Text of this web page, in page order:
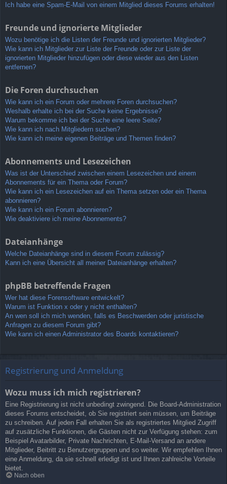
Ich habe eine Spam-E-Mail von einem Mitglied dieses Forums erhalten!
Freunde und ignorierte Mitglieder
Wozu benötige ich die Listen der Freunde und ignorierten Mitglieder?
Wie kann ich Mitglieder zur Liste der Freunde oder zur Liste der
ignorierten Mitglieder hinzufügen oder diese wieder aus den Listen
entfernen?
Die Foren durchsuchen
Wie kann ich ein Forum oder mehrere Foren durchsuchen?
Weshalb erhalte ich bei der Suche keine Ergebnisse?
Warum bekomme ich bei der Suche eine leere Seite?
Wie kann ich nach Mitgliedern suchen?
Wie kann ich meine eigenen Beiträge und Themen finden?
Abonnements und Lesezeichen
Was ist der Unterschied zwischen einem Lesezeichen und einem
Abonnements für ein Thema oder Forum?
Wie kann ich ein Lesezeichen auf ein Thema setzen oder ein Thema
abonnieren?
Wie kann ich ein Forum abonnieren?
Wie deaktiviere ich meine Abonnements?
Dateianhänge
Welche Dateianhänge sind in diesem Forum zulässig?
Kann ich eine Übersicht all meiner Dateianhänge erhalten?
phpBB betreffende Fragen
Wer hat diese Forensoftware entwickelt?
Warum ist Funktion x oder y nicht enthalten?
An wen soll ich mich wenden, falls es Beschwerden oder juristische
Anfragen zu diesem Forum gibt?
Wie kann ich einen Administrator des Boards kontaktieren?
Registrierung und Anmeldung
Wozu muss ich mich registrieren?
Eine Registrierung ist nicht unbedingt zwingend. Die Board-Administration
dieses Forums entscheidet, ob Sie registriert sein müssen, um Beiträge
zu schreiben. Auf jeden Fall erhalten Sie als registriertes Mitglied Zugriff
auf zusätzliche Funktionen, die Gästen nicht zur Verfügung stehen: zum
Beispiel Avatarbilder, Private Nachrichten, E-Mail-Versand an andere
Mitglieder, Beitritt zu Benutzergruppen und so weiter. Wir empfehlen Ihnen
eine Anmeldung, da sie schnell erledigt ist und Ihnen zahlreiche Vorteile
bietet.
Nach oben